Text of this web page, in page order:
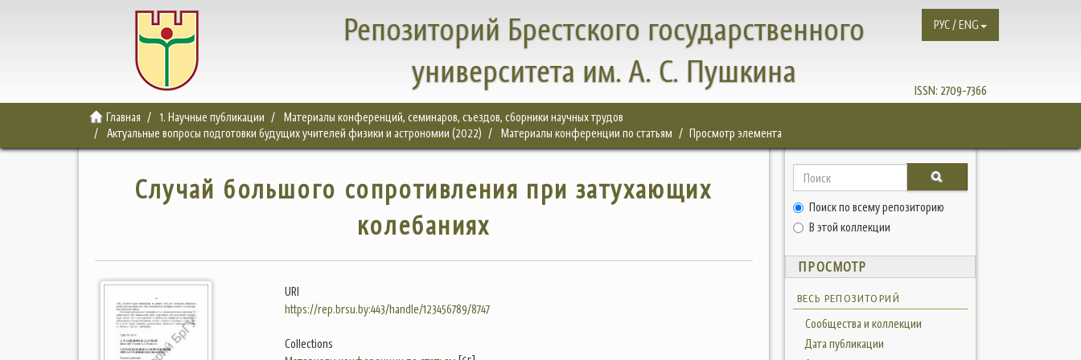
Репозиторий Брестского государственного
университета им. А. С. Пушкина
ISSN: 2709-7366
РУС / ENG
Главная 1. Научные публикации
Материалы конференций, семинаров, съездов, сборники научных трудов
Актуальные вопросы подготовки будущих учителей физики и астрономии (2022)
Материалы конференции по статьям Просмотр элемента
Случай большого сопротивления при затухающих
колебаниях
URI
https://rep.brsu.by:443/handle/123456789/8747
Collections
Поиск по всему репозиторию
В этой коллекции
ПРОСМОТР
ВЕСЬ РЕПОЗИТОРИЙ
Сообщества и коллекции
Дата публикации